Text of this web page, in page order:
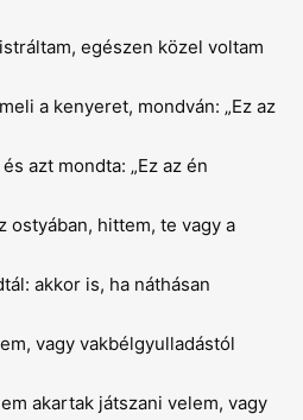
egészen közel voltam
a kenyeret, mondván: „Ez az
azt mondta: „Ez az én
ostyában, hittem, te vagy a
akkor is, ha náthásan
vagy vakbélgyulladástól
akartak játszani velem, vagy